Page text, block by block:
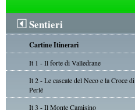
Sentieri
Cartine Itinerari
It 1 - Il forte di Valledrane
It 2 - Le cascate del Neco e la Croce di
Perlé
It 3 - Il Monte Camisino